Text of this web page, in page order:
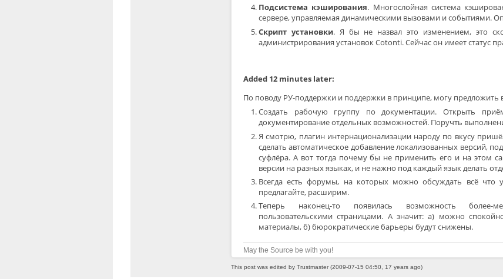
Подсистема кэширования. Многослойная система
сервере, управляемая динамическими вызовами и событиями.
Скрипт установки. Я бы не назвал это изменением, это
администрирования установок Cotonti. Сейчас он имеет статус
Added 12 minutes later:
По поводу РУ-поддержки и поддержки в принципе, могу предложить
Создать рабочую группу по документации. Открыть
документирование отдельных возможностей. Поручть
Я смотрю, плагин интернационализации народу по вкусу
сделать автоматическое добавление локализованных версий,
суфлёра. А вот тогда почему бы не применить его и на этом
версии на разных языках, и не нажно под каждый язык делать
Всегда есть форумы, на которых можно обсуждать всё что
предлагайте, расширим.
Теперь наконец-то появилась возможность более-
пользовательскими страницами. А значит: а) можно
материалы, б) бюрократические барьеры будут снижены.
May the Source be with you!
This post was edited by Trustmaster (2009-07-15 04:50, 17 years ago)